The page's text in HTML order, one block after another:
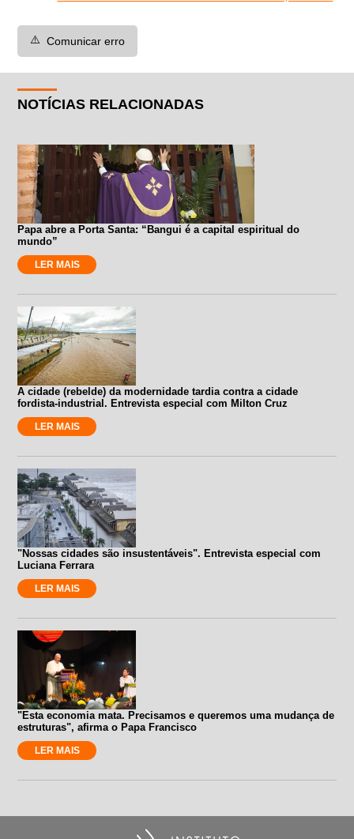
⚠️ Comunicar erro
NOTÍCIAS RELACIONADAS
Papa abre a Porta Santa: “Bangui é a capital espiritual do
mundo”
LER MAIS
A cidade (rebelde) da modernidade tardia contra a cidade
fordista-industrial. Entrevista especial com Milton Cruz
LER MAIS
"Nossas cidades são insustentáveis". Entrevista especial com
Luciana Ferrara
LER MAIS
"Esta economia mata. Precisamos e queremos uma mudança de
estruturas", afirma o Papa Francisco
LER MAIS